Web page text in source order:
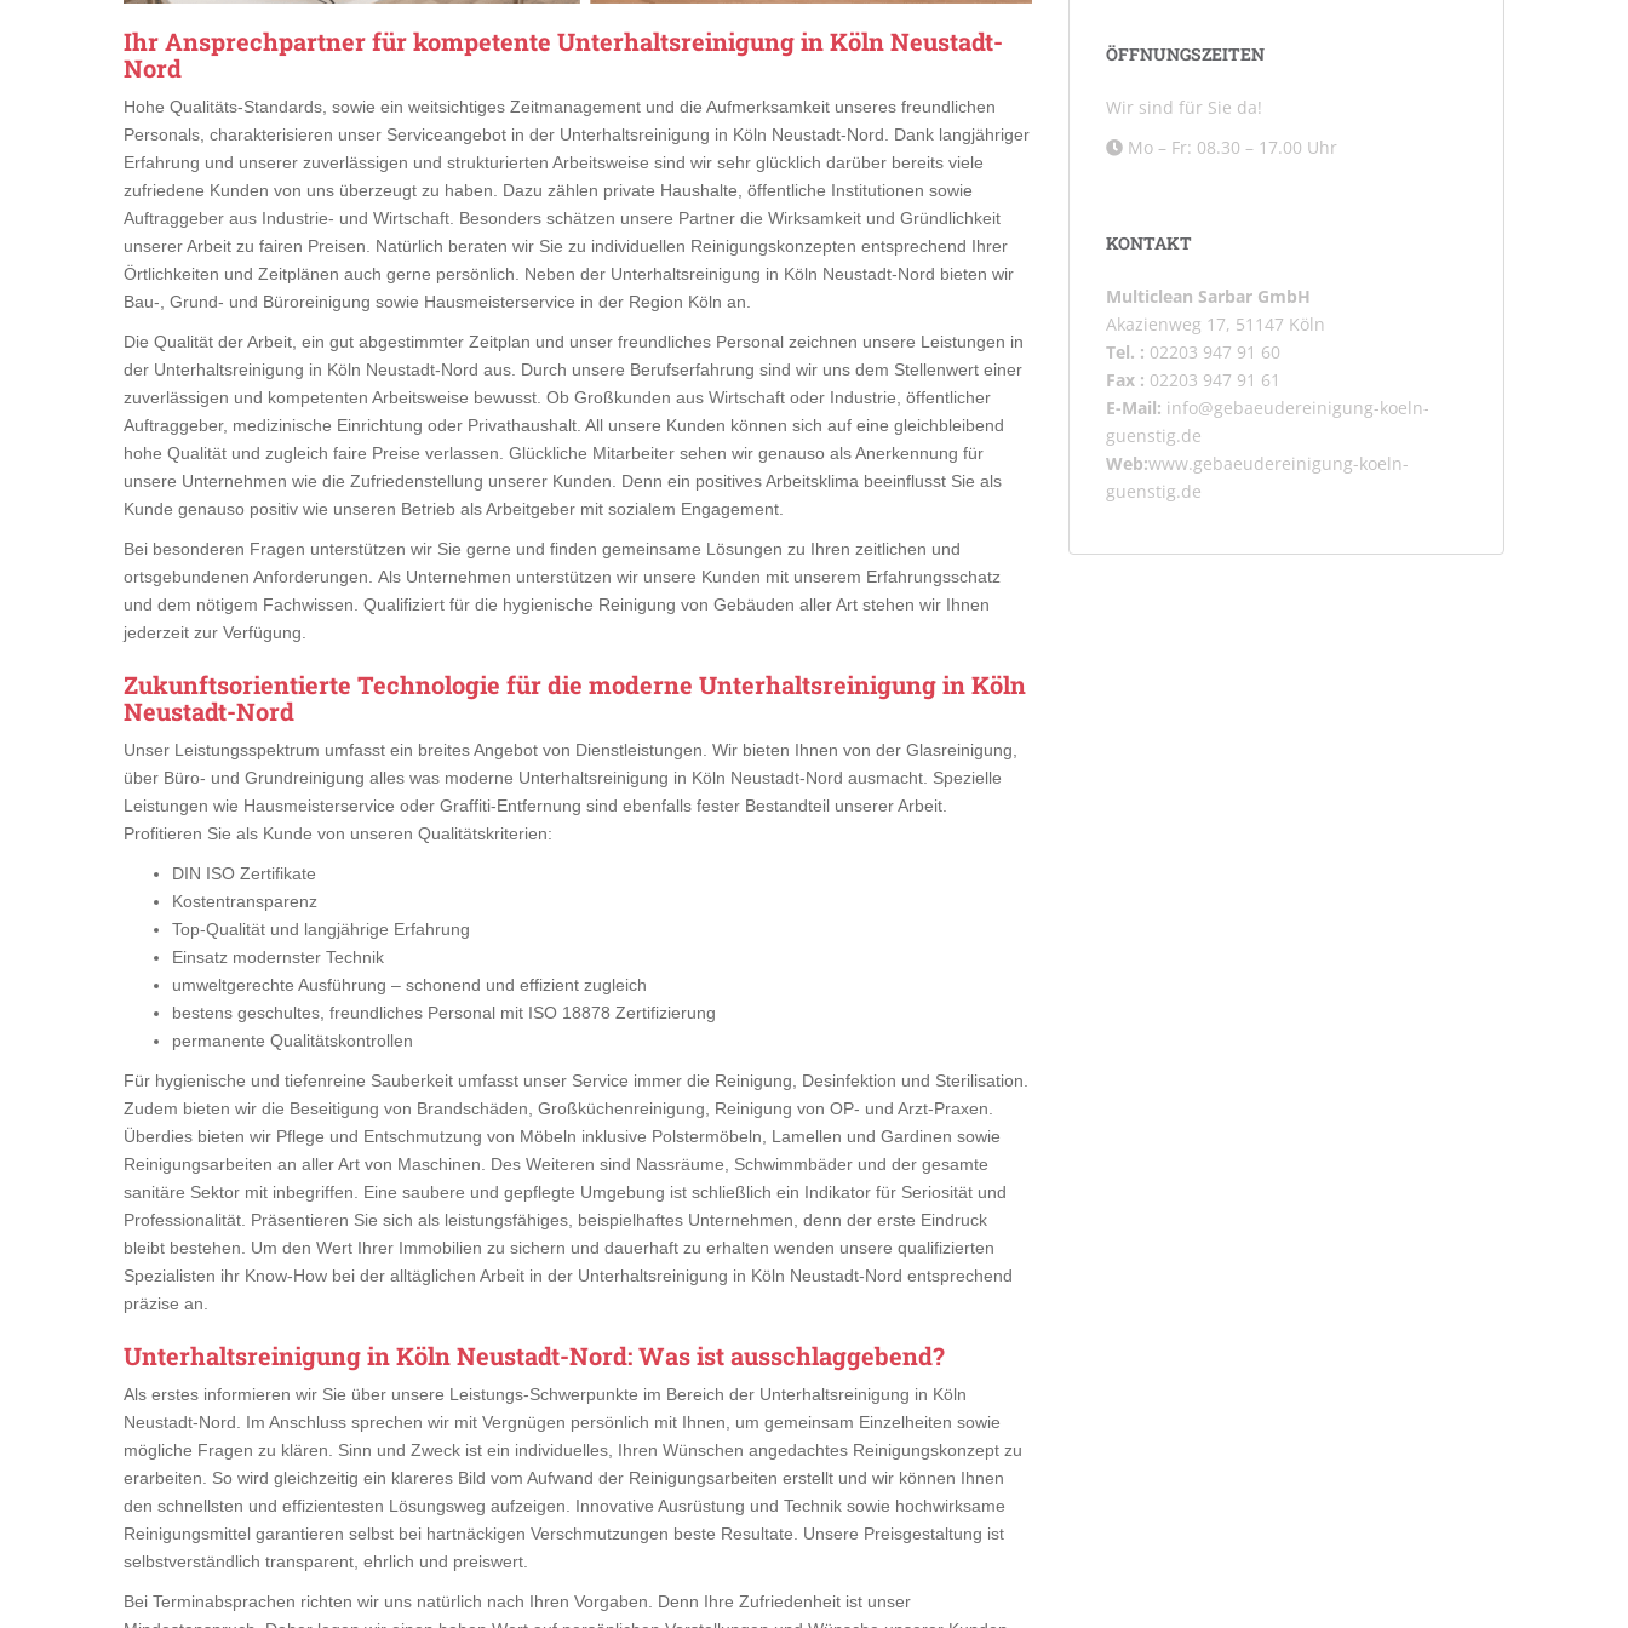
Ihr Ansprechpartner für kompetente Unterhaltsreinigung in Köln Neustadt-
Nord
Hohe Qualitäts-Standards, sowie ein weitsichtiges Zeitmanagement und die Aufmerksamkeit unseres freundlichen
Personals, charakterisieren unser Serviceangebot in der Unterhaltsreinigung in Köln Neustadt-Nord. Dank langjähriger
Erfahrung und unserer zuverlässigen und strukturierten Arbeitsweise sind wir sehr glücklich darüber bereits viele
zufriedene Kunden von uns überzeugt zu haben. Dazu zählen private Haushalte, öffentliche Institutionen sowie
Auftraggeber aus Industrie- und Wirtschaft. Besonders schätzen unsere Partner die Wirksamkeit und Gründlichkeit
unserer Arbeit zu fairen Preisen. Natürlich beraten wir Sie zu individuellen Reinigungskonzepten entsprechend Ihrer
Örtlichkeiten und Zeitplänen auch gerne persönlich. Neben der Unterhaltsreinigung in Köln Neustadt-Nord bieten wir
Bau-, Grund- und Büroreinigung sowie Hausmeisterservice in der Region Köln an.
Die Qualität der Arbeit, ein gut abgestimmter Zeitplan und unser freundliches Personal zeichnen unsere Leistungen in
der Unterhaltsreinigung in Köln Neustadt-Nord aus. Durch unsere Berufserfahrung sind wir uns dem Stellenwert einer
zuverlässigen und kompetenten Arbeitsweise bewusst. Ob Großkunden aus Wirtschaft oder Industrie, öffentlicher
Auftraggeber, medizinische Einrichtung oder Privathaushalt. All unsere Kunden können sich auf eine gleichbleibend
hohe Qualität und zugleich faire Preise verlassen. Glückliche Mitarbeiter sehen wir genauso als Anerkennung für
unsere Unternehmen wie die Zufriedenstellung unserer Kunden. Denn ein positives Arbeitsklima beeinflusst Sie als
Kunde genauso positiv wie unseren Betrieb als Arbeitgeber mit sozialem Engagement.
Bei besonderen Fragen unterstützen wir Sie gerne und finden gemeinsame Lösungen zu Ihren zeitlichen und
ortsgebundenen Anforderungen. Als Unternehmen unterstützen wir unsere Kunden mit unserem Erfahrungsschatz
und dem nötigem Fachwissen. Qualifiziert für die hygienische Reinigung von Gebäuden aller Art stehen wir Ihnen
jederzeit zur Verfügung.
Zukunftsorientierte Technologie für die moderne Unterhaltsreinigung in Köln
Neustadt-Nord
Unser Leistungsspektrum umfasst ein breites Angebot von Dienstleistungen. Wir bieten Ihnen von der Glasreinigung,
über Büro- und Grundreinigung alles was moderne Unterhaltsreinigung in Köln Neustadt-Nord ausmacht. Spezielle
Leistungen wie Hausmeisterservice oder Graffiti-Entfernung sind ebenfalls fester Bestandteil unserer Arbeit.
Profitieren Sie als Kunde von unseren Qualitätskriterien:
DIN ISO Zertifikate
Kostentransparenz
Top-Qualität und langjährige Erfahrung
Einsatz modernster Technik
umweltgerechte Ausführung – schonend und effizient zugleich
bestens geschultes, freundliches Personal mit ISO 18878 Zertifizierung
permanente Qualitätskontrollen
Für hygienische und tiefenreine Sauberkeit umfasst unser Service immer die Reinigung, Desinfektion und Sterilisation.
Zudem bieten wir die Beseitigung von Brandschäden, Großküchenreinigung, Reinigung von OP- und Arzt-Praxen.
Überdies bieten wir Pflege und Entschmutzung von Möbeln inklusive Polstermöbeln, Lamellen und Gardinen sowie
Reinigungsarbeiten an aller Art von Maschinen. Des Weiteren sind Nassräume, Schwimmbäder und der gesamte
sanitäre Sektor mit inbegriffen. Eine saubere und gepflegte Umgebung ist schließlich ein Indikator für Seriosität und
Professionalität. Präsentieren Sie sich als leistungsfähiges, beispielhaftes Unternehmen, denn der erste Eindruck
bleibt bestehen. Um den Wert Ihrer Immobilien zu sichern und dauerhaft zu erhalten wenden unsere qualifizierten
Spezialisten ihr Know-How bei der alltäglichen Arbeit in der Unterhaltsreinigung in Köln Neustadt-Nord entsprechend
präzise an.
Unterhaltsreinigung in Köln Neustadt-Nord: Was ist ausschlaggebend?
Als erstes informieren wir Sie über unsere Leistungs-Schwerpunkte im Bereich der Unterhaltsreinigung in Köln
Neustadt-Nord. Im Anschluss sprechen wir mit Vergnügen persönlich mit Ihnen, um gemeinsam Einzelheiten sowie
mögliche Fragen zu klären. Sinn und Zweck ist ein individuelles, Ihren Wünschen angedachtes Reinigungskonzept zu
erarbeiten. So wird gleichzeitig ein klareres Bild vom Aufwand der Reinigungsarbeiten erstellt und wir können Ihnen
den schnellsten und effizientesten Lösungsweg aufzeigen. Innovative Ausrüstung und Technik sowie hochwirksame
Reinigungsmittel garantieren selbst bei hartnäckigen Verschmutzungen beste Resultate. Unsere Preisgestaltung ist
selbstverständlich transparent, ehrlich und preiswert.
Bei Terminabsprachen richten wir uns natürlich nach Ihren Vorgaben. Denn Ihre Zufriedenheit ist unser
ÖFFNUNGSZEITEN
Wir sind für Sie da!
Mo – Fr: 08.30 – 17.00 Uhr
KONTAKT
Multiclean Sarbar GmbH
Akazienweg 17, 51147 Köln
Tel. : 02203 947 91 60
Fax : 02203 947 91 61
E-Mail: info@gebaeudereinigung-koeln-
guenstig.de
Web:www.gebaeudereinigung-koeln-
guenstig.de